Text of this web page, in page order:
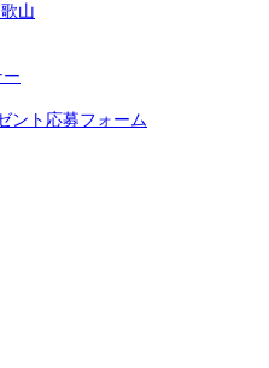
山
ント応募フォーム